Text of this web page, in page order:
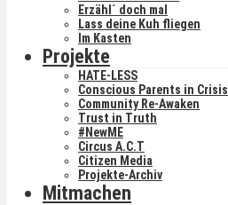
Erzähl´ doch mal
Lass deine Kuh fliegen
Im Kasten
Projekte
HATE-LESS
Conscious Parents in Crisis
Community Re-Awaken
Trust in Truth
#NewME
Circus A.C.T
Citizen Media
Projekte-Archiv
Mitmachen